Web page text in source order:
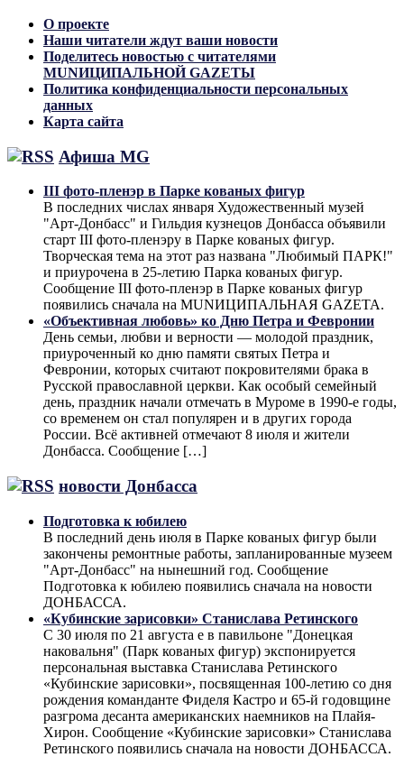
О проекте
Наши читатели ждут ваши новости
Поделитесь новостью с читателями
MUNИЦИПАЛЬНОЙ GAZЕТЫ
Политика конфиденциальности персональных
данных
Карта сайта
Афиша MG
III фото-пленэр в Парке кованых фигур
В последних числах января Художественный музей
"Арт-Донбасс" и Гильдия кузнецов Донбасса объявили
старт III фото-пленэру в Парке кованых фигур.
Творческая тема на этот раз названа "Любимый ПАРК!"
и приурочена в 25-летию Парка кованых фигур.
Сообщение III фото-пленэр в Парке кованых фигур
появились сначала на MUNИЦИПАЛЬНАЯ GAZЕТА.
«Объективная любовь» ко Дню Петра и Февронии
День семьи, любви и верности — молодой праздник,
приуроченный ко дню памяти святых Петра и
Февронии, которых считают покровителями брака в
Русской православной церкви. Как особый семейный
день, праздник начали отмечать в Муроме в 1990-е годы,
со временем он стал популярен и в других города
России. Всё активней отмечают 8 июля и жители
Донбасса. Сообщение […]
новости Донбасса
Подготовка к юбилею
В последний день июля в Парке кованых фигур были
закончены ремонтные работы, запланированные музеем
"Арт-Донбасс" на нынешний год. Сообщение
Подготовка к юбилею появились сначала на новости
ДОНБАССА.
«Кубинские зарисовки» Станислава Ретинского
С 30 июля по 21 августа е в павильоне "Донецкая
наковальня" (Парк кованых фигур) экспонируется
персональная выставка Станислава Ретинского
«Кубинские зарисовки», посвященная 100-летию со дня
рождения команданте Фиделя Кастро и 65-й годовщине
разгрома десанта американских наемников на Плайя-
Хирон. Сообщение «Кубинские зарисовки» Станислава
Ретинского появились сначала на новости ДОНБАССА.